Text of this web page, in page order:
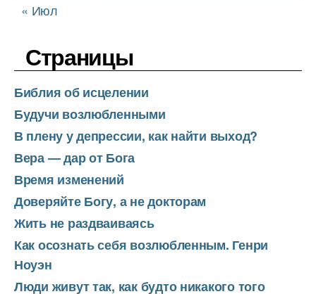
« Июл
Страницы
Библия об исцелении
Будучи возлюбленными
В плену у депрессии, как найти выход?
Вера — дар от Бога
Время изменений
Доверяйте Богу, а не докторам
Жить не раздваиваясь
Как осознать себя возлюбленным. Генри
Ноуэн
Люди живут так, как будто никакого того